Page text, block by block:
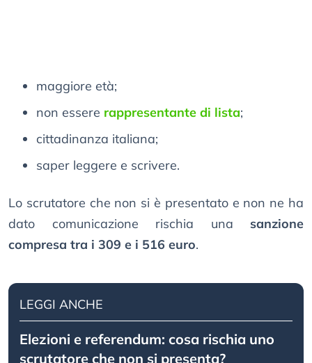
maggiore età;
non essere rappresentante di lista;
cittadinanza italiana;
saper leggere e scrivere.
Lo scrutatore che non si è presentato e non ne ha
dato comunicazione rischia una sanzione
compresa tra i 309 e i 516 euro.
LEGGI ANCHE
Elezioni e referendum: cosa rischia uno
scrutatore che non si presenta?